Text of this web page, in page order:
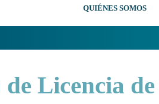
QUIÉNES SOMOS
Licencia